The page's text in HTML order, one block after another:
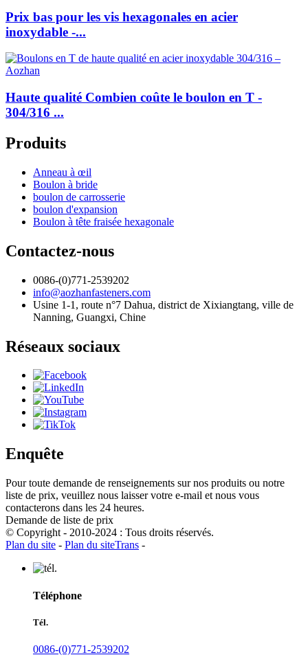
Prix bas pour les vis hexagonales en acier
inoxydable -...
Haute qualité Combien coûte le boulon en T -
304/316 ...
Produits
Anneau à œil
Boulon à bride
boulon de carrosserie
boulon d'expansion
Boulon à tête fraisée hexagonale
Contactez-nous
0086-(0)771-2539202
info@aozhanfasteners.com
Usine 1-1, route n°7 Dahua, district de Xixiangtang, ville de
Nanning, Guangxi, Chine
Réseaux sociaux
Enquête
Pour toute demande de renseignements sur nos produits ou notre
liste de prix, veuillez nous laisser votre e-mail et nous vous
contacterons dans les 24 heures.
Demande de liste de prix
© Copyright - 2010-2024 : Tous droits réservés.
Plan du site - Plan du siteTrans -
Téléphone
Tél.
0086-(0)771-2539202